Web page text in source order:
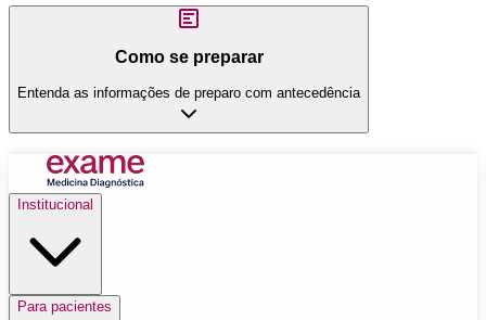
Como se preparar
Entenda as informações de preparo com antecedência
Institucional
Para pacientes